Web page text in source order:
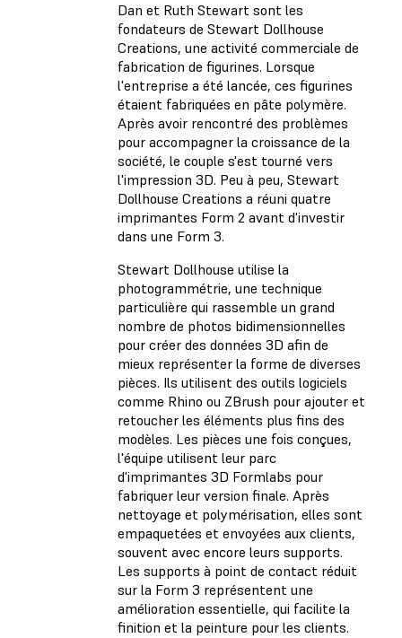
Dan et Ruth Stewart sont les
fondateurs de Stewart Dollhouse
Creations, une activité commerciale de
fabrication de figurines. Lorsque
l'entreprise a été lancée, ces figurines
étaient fabriquées en pâte polymère.
Après avoir rencontré des problèmes
pour accompagner la croissance de la
société, le couple s'est tourné vers
l'impression 3D. Peu à peu, Stewart
Dollhouse Creations a réuni quatre
imprimantes Form 2 avant d'investir
dans une Form 3.
Stewart Dollhouse utilise la
photogrammétrie, une technique
particulière qui rassemble un grand
nombre de photos bidimensionnelles
pour créer des données 3D afin de
mieux représenter la forme de diverses
pièces. Ils utilisent des outils logiciels
comme Rhino ou ZBrush pour ajouter et
retoucher les éléments plus fins des
modèles. Les pièces une fois conçues,
l'équipe utilisent leur parc
d'imprimantes 3D Formlabs pour
fabriquer leur version finale. Après
nettoyage et polymérisation, elles sont
empaquetées et envoyées aux clients,
souvent avec encore leurs supports.
Les supports à point de contact réduit
sur la Form 3 représentent une
amélioration essentielle, qui facilite la
finition et la peinture pour les clients.